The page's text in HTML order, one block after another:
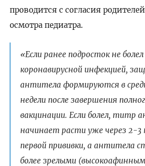
проводится с согласия
осмотра педиатра.
«Если ранее подросток не болел
коронавирусной инфекцией,
антитела формируются в
недели после завершения
вакцинации. Если болел, титр
начинает расти уже через 2-3
первой прививки, а антитела
более зрелыми